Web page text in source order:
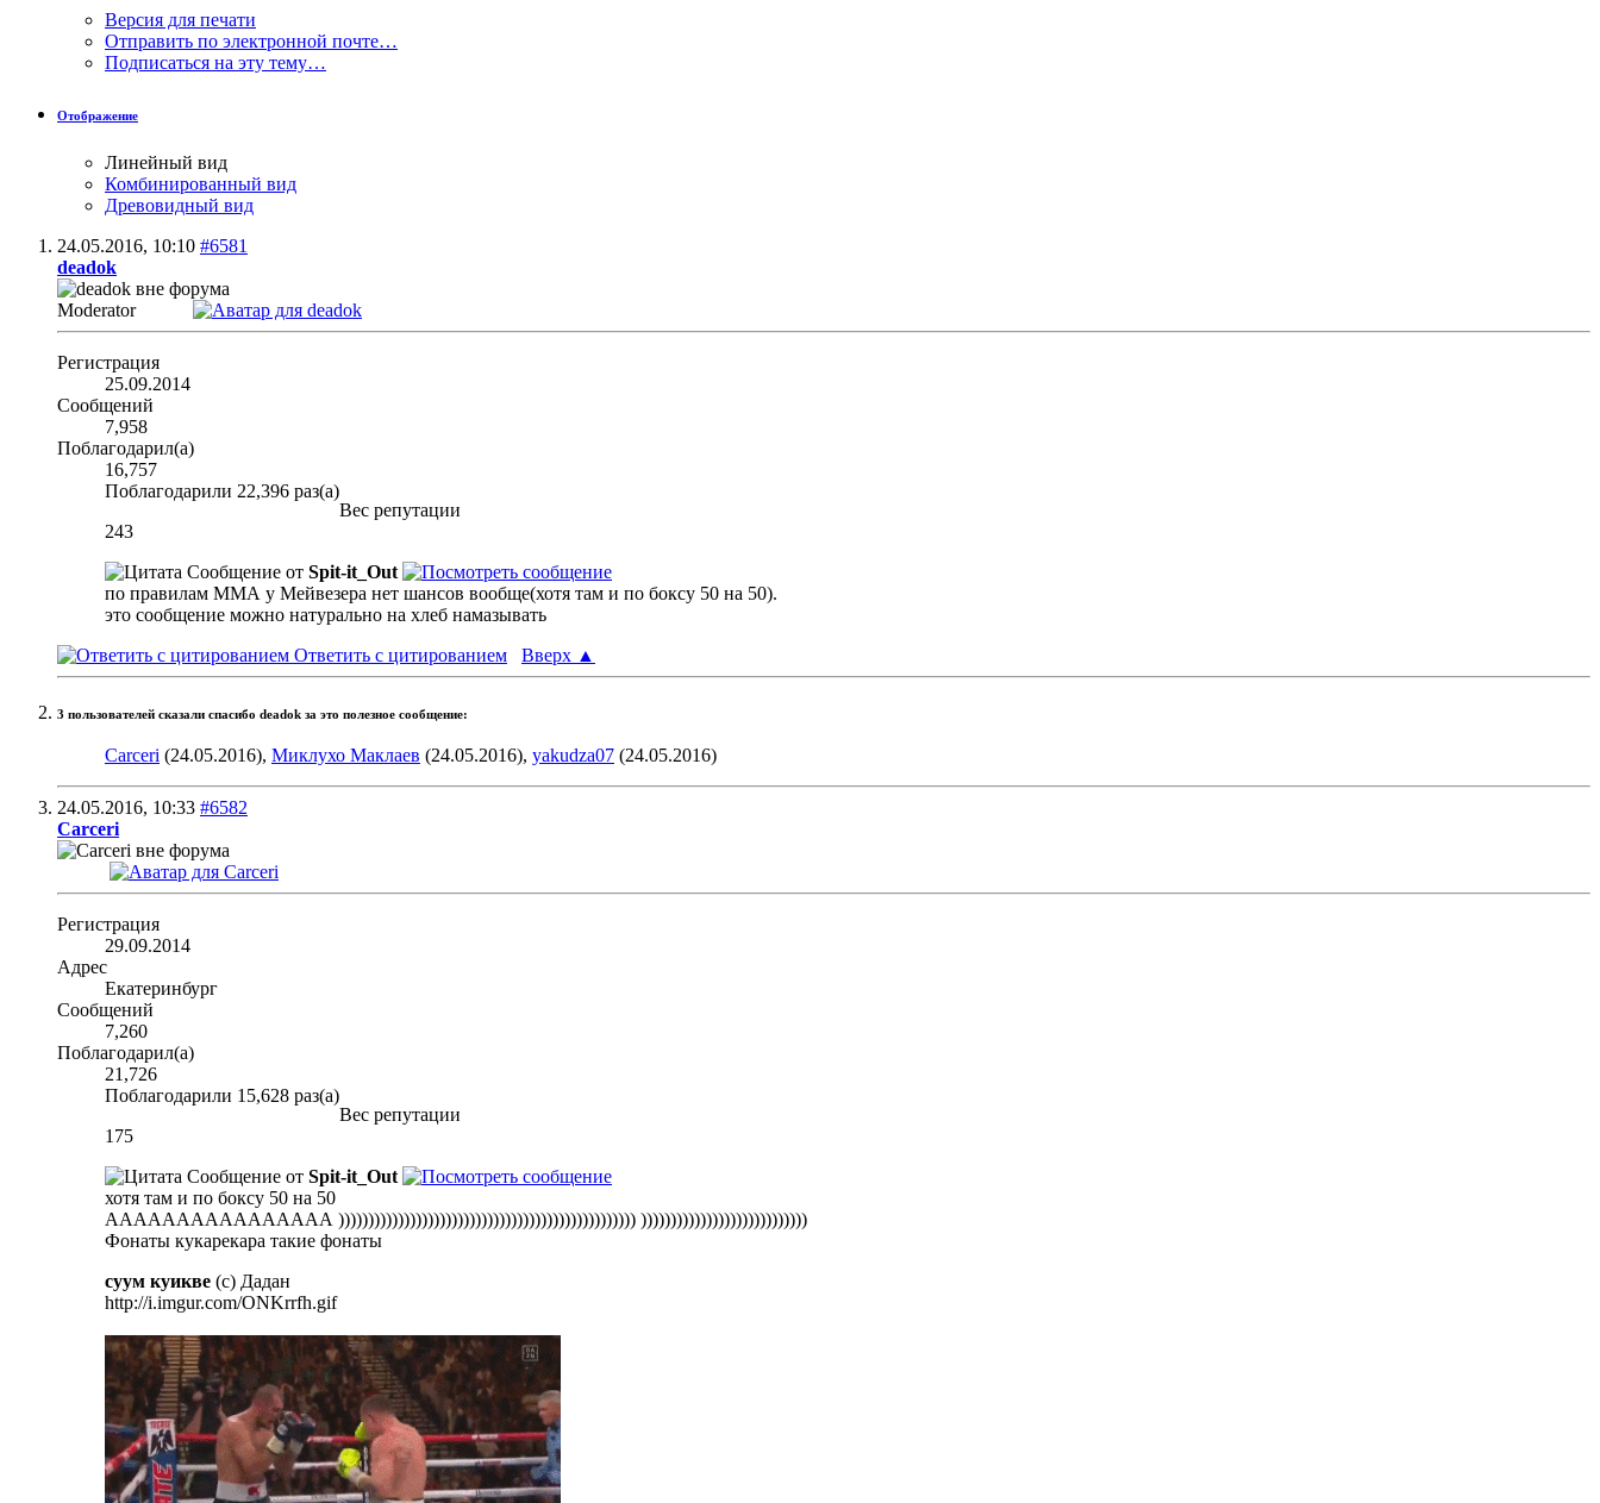
Версия для печати
Отправить по электронной почте…
Подписаться на эту тему…
Отображение
Линейный вид
Комбинированный вид
Древовидный вид
24.05.2016, 10:10 #6581
deadok
Moderator
Регистрация
25.09.2014
Сообщений
7,958
Поблагодарил(а)
16,757
Поблагодарили 22,396 раз(а)
Вес репутации
243
Сообщение от Spit-it_Out
по правилам ММА у Мейвезера нет шансов вообще(хотя там и по боксу 50 на 50).
это сообщение можно натурально на хлеб намазывать
Ответить с цитированием
Вверх ▲
3 пользователей сказали cпасибо deadok за это полезное сообщение:
Carceri (24.05.2016), Миклухо Маклаев (24.05.2016), yakudza07 (24.05.2016)
24.05.2016, 10:33 #6582
Carceri
Регистрация
29.09.2014
Адрес
Екатеринбург
Сообщений
7,260
Поблагодарил(а)
21,726
Поблагодарили 15,628 раз(а)
Вес репутации
175
Сообщение от Spit-it_Out
хотя там и по боксу 50 на 50
АААААААААААААААА )))))))))))))))))))))))))))))))))))))))))))))))))) ))))))))))))))))))))))))))))
Фонаты кукарекара такие фонаты
суум куикве (с) Дадан
http://i.imgur.com/ONKrrfh.gif